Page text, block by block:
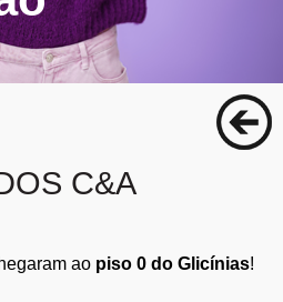
C&A
ao piso 0 do Glicínias!